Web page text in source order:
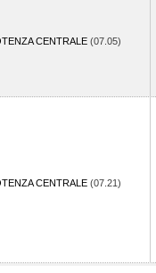
CENTRALE (07.05)
CENTRALE (07.21)